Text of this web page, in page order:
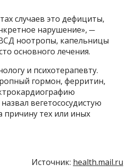
случаев это дефициты,
нарушение», ─
ноотропы, капельницы
основного лечения.
и психотерапевту.
гормон, ферритин,
вегетососудистую
причину тех или иных
Источник: health.mail.ru